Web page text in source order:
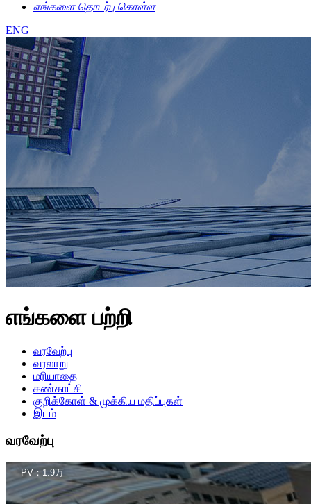
எங்களை தொடர்பு கொள்ள
ENG
எங்களை பற்றி
வரவேற்பு
வரலாறு
மரியாதை
கண்காட்சி
குறிக்கோள் & முக்கிய மதிப்புகள்
இடம்
வரவேற்பு